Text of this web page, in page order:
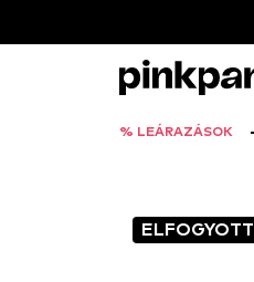
% LEÁRAZÁSOK
ELFOGYOTT